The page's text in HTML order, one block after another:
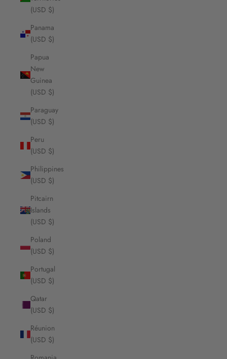
(USD $)
Panama
(USD $)
Papua
New
Guinea
(USD $)
Paraguay
(USD $)
Peru
(USD $)
Philippines
(USD $)
Pitcairn
Islands
(USD $)
Poland
(USD $)
Portugal
(USD $)
Qatar
(USD $)
Réunion
(USD $)